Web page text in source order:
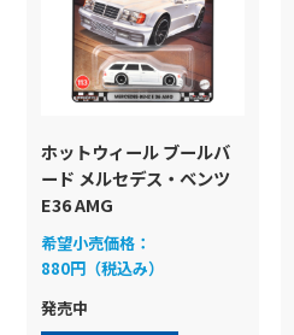
ベーシックカー
プレミアムカー
マリオカート
RCカー
モンスタートラック
ブランドから探す
色から探す
シリーズ
ブランド
ホットウィール ブールバ
ード メルセデス・ベンツ
E36 AMG
希望小売価格：
880円（税込み）
発売中